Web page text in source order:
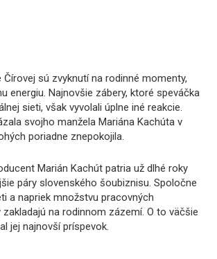
Čírovej sú zvyknutí na rodinné momenty,
energiu. Najnovšie zábery, ktoré speváčka
sieti, však vyvolali úplne iné reakcie.
svojho manžela Mariána Kachúta v
poriadne znepokojila.
Marián Kachút patria už dlhé roky
páry slovenského šoubiznisu. Spoločne
a napriek množstvu pracovných
na rodinnom zázemí. O to väčšie
jej najnovší príspevok.